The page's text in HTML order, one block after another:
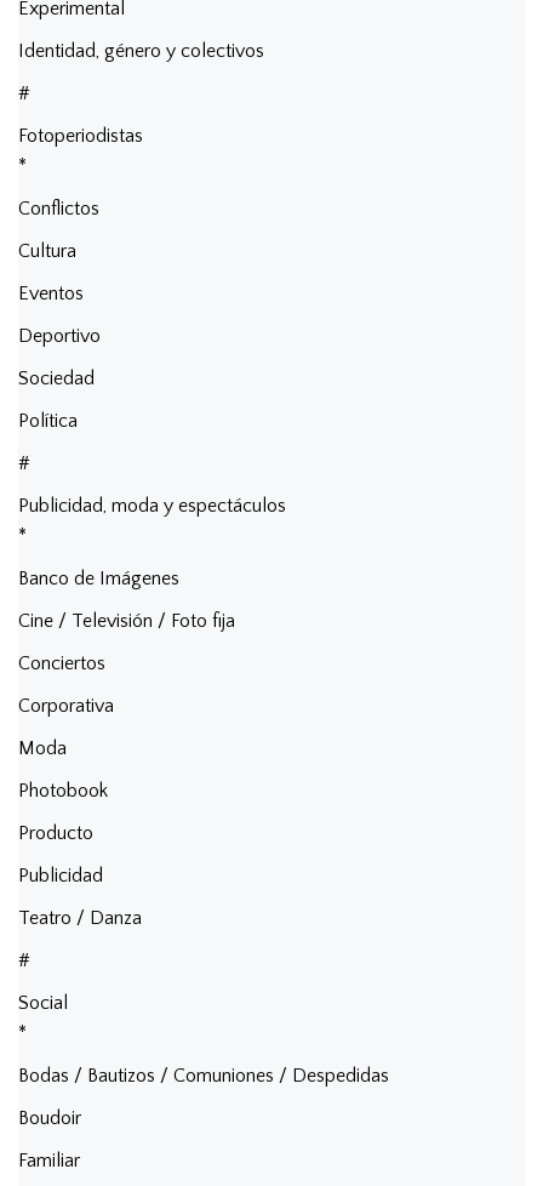
Experimental
Identidad, género y colectivos
#
Fotoperiodistas
*
Conflictos
Cultura
Eventos
Deportivo
Sociedad
Política
#
Publicidad, moda y espectáculos
*
Banco de Imágenes
Cine / Televisión / Foto fija
Conciertos
Corporativa
Moda
Photobook
Producto
Publicidad
Teatro / Danza
#
Social
*
Bodas / Bautizos / Comuniones / Despedidas
Boudoir
Familiar